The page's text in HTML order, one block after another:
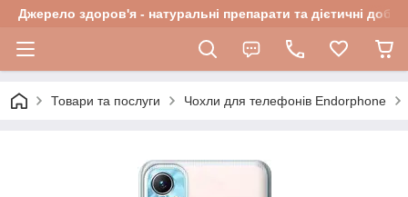
Джерело здоров'я - натуральні препарати та дієтичні
Товари та послуги Чохли для телефонів Endorphone